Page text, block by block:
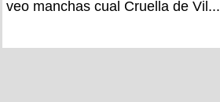
veo manchas cual Cruella de Vil...